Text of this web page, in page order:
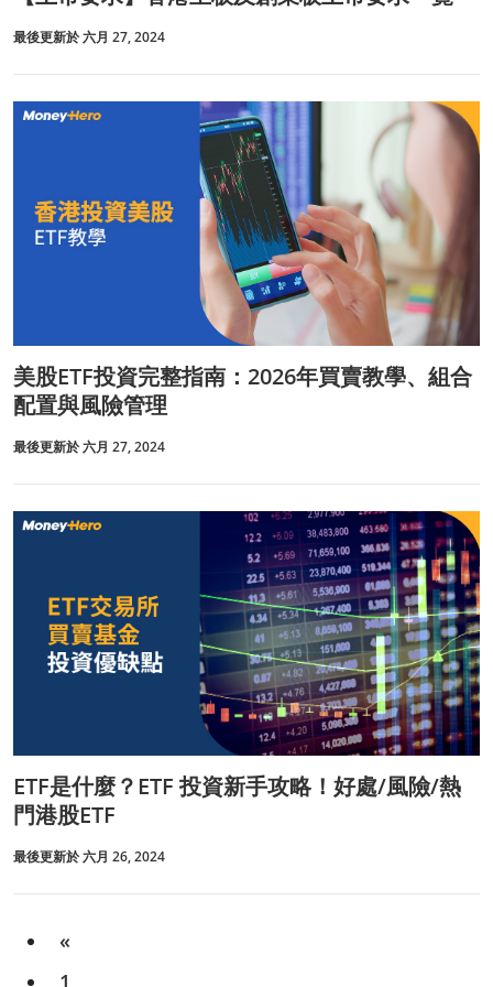
最後更新於 六月 27, 2024
美股ETF投資完整指南：2026年買賣教學、組合
配置與風險管理
最後更新於 六月 27, 2024
ETF是什麼？ETF 投資新手攻略！好處/風險/熱
門港股ETF
最後更新於 六月 26, 2024
«
1